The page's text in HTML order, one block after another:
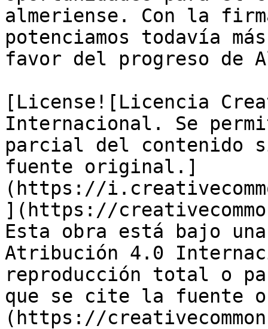
almeriense. Con la
potenciamos todavía
favor del progreso de
[License![Licencia
Internacional. Se
parcial del contenido
fuente original.]
(https://
](https://
Esta obra está bajo
Atribución 4.0
reproducción total o
que se cite la fuente
(https://